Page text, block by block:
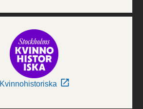
Kvinnohistoriska